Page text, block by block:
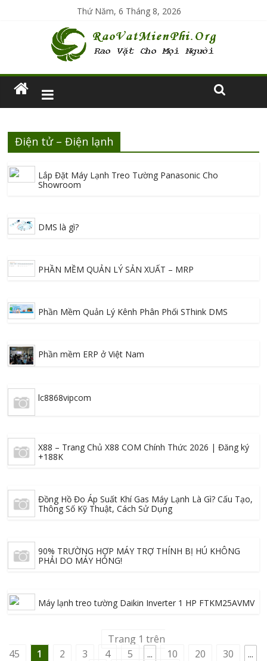
Thứ Năm, 6 Tháng 8, 2026
Điện tử – Điện lạnh
Lắp Đặt Máy Lạnh Treo Tường Panasonic Cho
Showroom
DMS là gì?
PHẦN MỀM QUẢN LÝ SẢN XUẤT – MRP
Phần Mềm Quản Lý Kênh Phân Phối SThink DMS
Phần mềm ERP ở Việt Nam
lc8868vipcom
X88 – Trang Chủ X88 COM Chính Thức 2026 | Đăng ký
+188K
Đồng Hồ Đo Áp Suất Khí Gas Máy Lạnh Là Gì? Cấu Tạo,
Thông Số Kỹ Thuật, Cách Sử Dụng
90% TRƯỜNG HỢP MÁY TRỢ THÍNH BỊ HÚ KHÔNG
PHẢI DO MÁY HỎNG!
Máy lạnh treo tường Daikin Inverter 1 HP FTKM25AVMV
Trang 1 trên
45
1 2 3 4 5 ... 10 20 30
...